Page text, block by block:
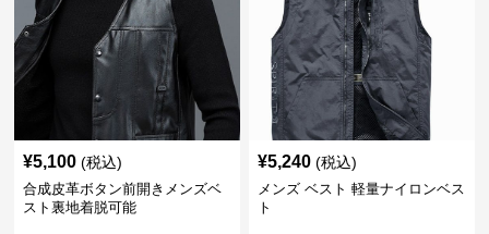
¥5,100 (税込)
合成皮革ボタン前開きメンズベ
スト裏地着脱可能
¥5,240 (税込)
メンズ ベスト 軽量ナイロンベス
ト